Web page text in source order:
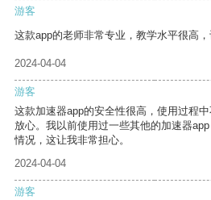
游客
这款app的老师非常专业，教学水平很高，
2024-04-04
游客
这款加速器app的安全性很高，使用过程
放心。我以前使用过一些其他的加速器
情况，这让我非常担心。
2024-04-04
游客